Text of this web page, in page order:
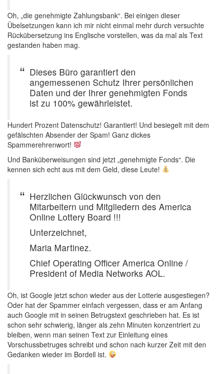
Oh, „die genehmigte Zahlungsbank“. Bei einigen dieser
Übelsetzungen kann ich mir nicht einmal mehr durch versuchte
Rückübersetzung ins Englische vorstellen, was da mal als Text
gestanden haben mag.
Dieses Büro garantiert den
angemessenen Schutz Ihrer persönlichen
Daten und der Ihrer genehmigten Fonds
ist zu 100% gewährleistet.
Hundert Prozent Datenschutz! Garantiert! Und besiegelt mit dem
gefälschten Absender der Spam! Ganz dickes
Spammerehrenwort!
Und Banküberweisungen sind jetzt „genehmigte Fonds“. Die
kennen sich echt aus mit dem Geld, diese Leute!
Herzlichen Glückwunsch von den
Mitarbeitern und Mitgliedern des America
Online Lottery Board !!!
Unterzeichnet,
Maria Martinez.
Chief Operating Officer America Online /
President of Media Networks AOL.
Oh, ist Google jetzt schon wieder aus der Lotterie ausgestiegen?
Oder hat der Spammer einfach vergessen, dass er am Anfang
auch Google mit in seinen Betrugstext geschrieben hat. Es ist
schon sehr schwierig, länger als zehn Minuten konzentriert zu
bleiben, wenn man seinen Text zur Einleitung eines
Vorschussbetruges schreibt und schon nach kurzer Zeit mit den
Gedanken wieder im Bordell ist.